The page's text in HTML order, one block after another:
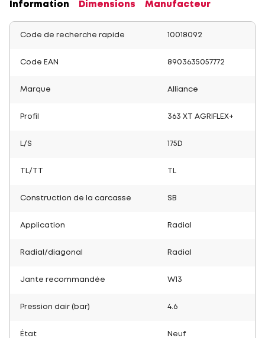
Information Dimensions Manufacteur
Code de recherche rapide 10018092
Code EAN 8903635057772
Marque Alliance
Profil 363 XT AGRIFLEX+
L/S 175D
TL/TT
Construction de la carcasse SB
Application Radial
Radial/diagonal Radial
Jante recommandée W13
Pression dair (bar) 4.6
État Neuf